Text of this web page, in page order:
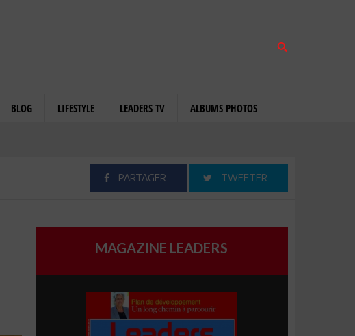
BLOG LIFESTYLE LEADERS TV ALBUMS PHOTOS
PARTAGER TWEETER
MAGAZINE LEADERS